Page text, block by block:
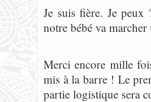
Je suis fière. Je peux
notre bébé va
Merci encore mille
mis à la barre ! Le
partie logistique sera